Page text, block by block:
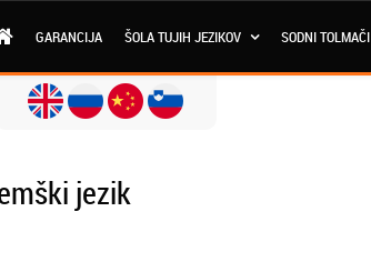
GARANCIJA ŠOLA TUJIH JEZIKOV SODNI TOLMAČI
jezik